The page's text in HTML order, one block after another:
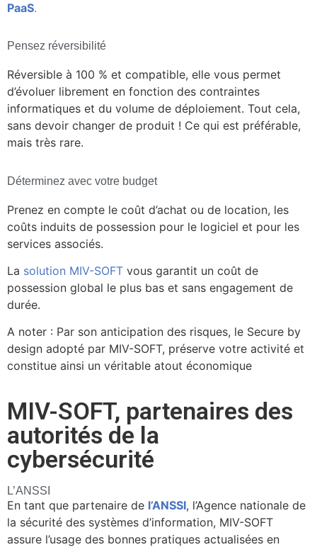
PaaS.
Pensez réversibilité
Réversible à 100 % et compatible, elle vous permet
d’évoluer librement en fonction des contraintes
informatiques et du volume de déploiement. Tout cela,
sans devoir changer de produit ! Ce qui est préférable,
mais très rare.
Déterminez avec votre budget
Prenez en compte le coût d’achat ou de location, les
coûts induits de possession pour le logiciel et pour les
services associés.
La solution MIV-SOFT vous garantit un coût de
possession global le plus bas et sans engagement de
durée.
A noter : Par son anticipation des risques, le Secure by
design adopté par MIV-SOFT, préserve votre activité et
constitue ainsi un véritable atout économique
MIV-SOFT, partenaires des
autorités de la
cybersécurité
L’ANSSI
En tant que partenaire de l’ANSSI, l’Agence nationale de
la sécurité des systèmes d’information, MIV-SOFT
assure l’usage des bonnes pratiques actualisées en